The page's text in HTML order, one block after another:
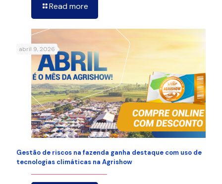
Read more
abril 9, 2026
Gestão de riscos na fazenda ganha destaque com uso de
tecnologias climáticas na Agrishow